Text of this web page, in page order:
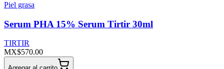
Piel grasa
Serum PHA 15% Serum Tirtir 30ml
TIRTIR
MX$570.00